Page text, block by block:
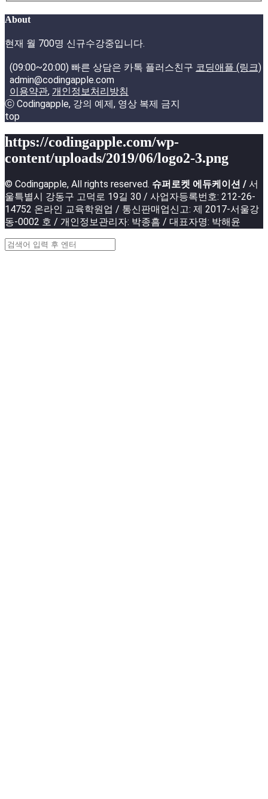
About
현재 월 700명 신규수강중입니다.
(09:00~20:00) 빠른 상담은 카톡 플러스친구 코딩애플 (링크)
admin@codingapple.com
이용약관, 개인정보처리방침
ⓒ Codingapple, 강의 예제, 영상 복제 금지
top
https://codingapple.com/wp-
content/uploads/2019/06/logo2-3.png
© Codingapple, All rights reserved. 슈퍼로켓 에듀케이션 / 서
울특별시 강동구 고덕로 19길 30 / 사업자등록번호: 212-26-
14752 온라인 교육학원업 / 통신판매업신고: 제 2017-서울강
동-0002 호 / 개인정보관리자: 박종흠 / 대표자명: 박해윤